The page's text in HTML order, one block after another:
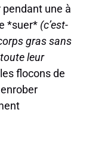
une à
*suer* (c’est-
gras sans
leur
flocons de